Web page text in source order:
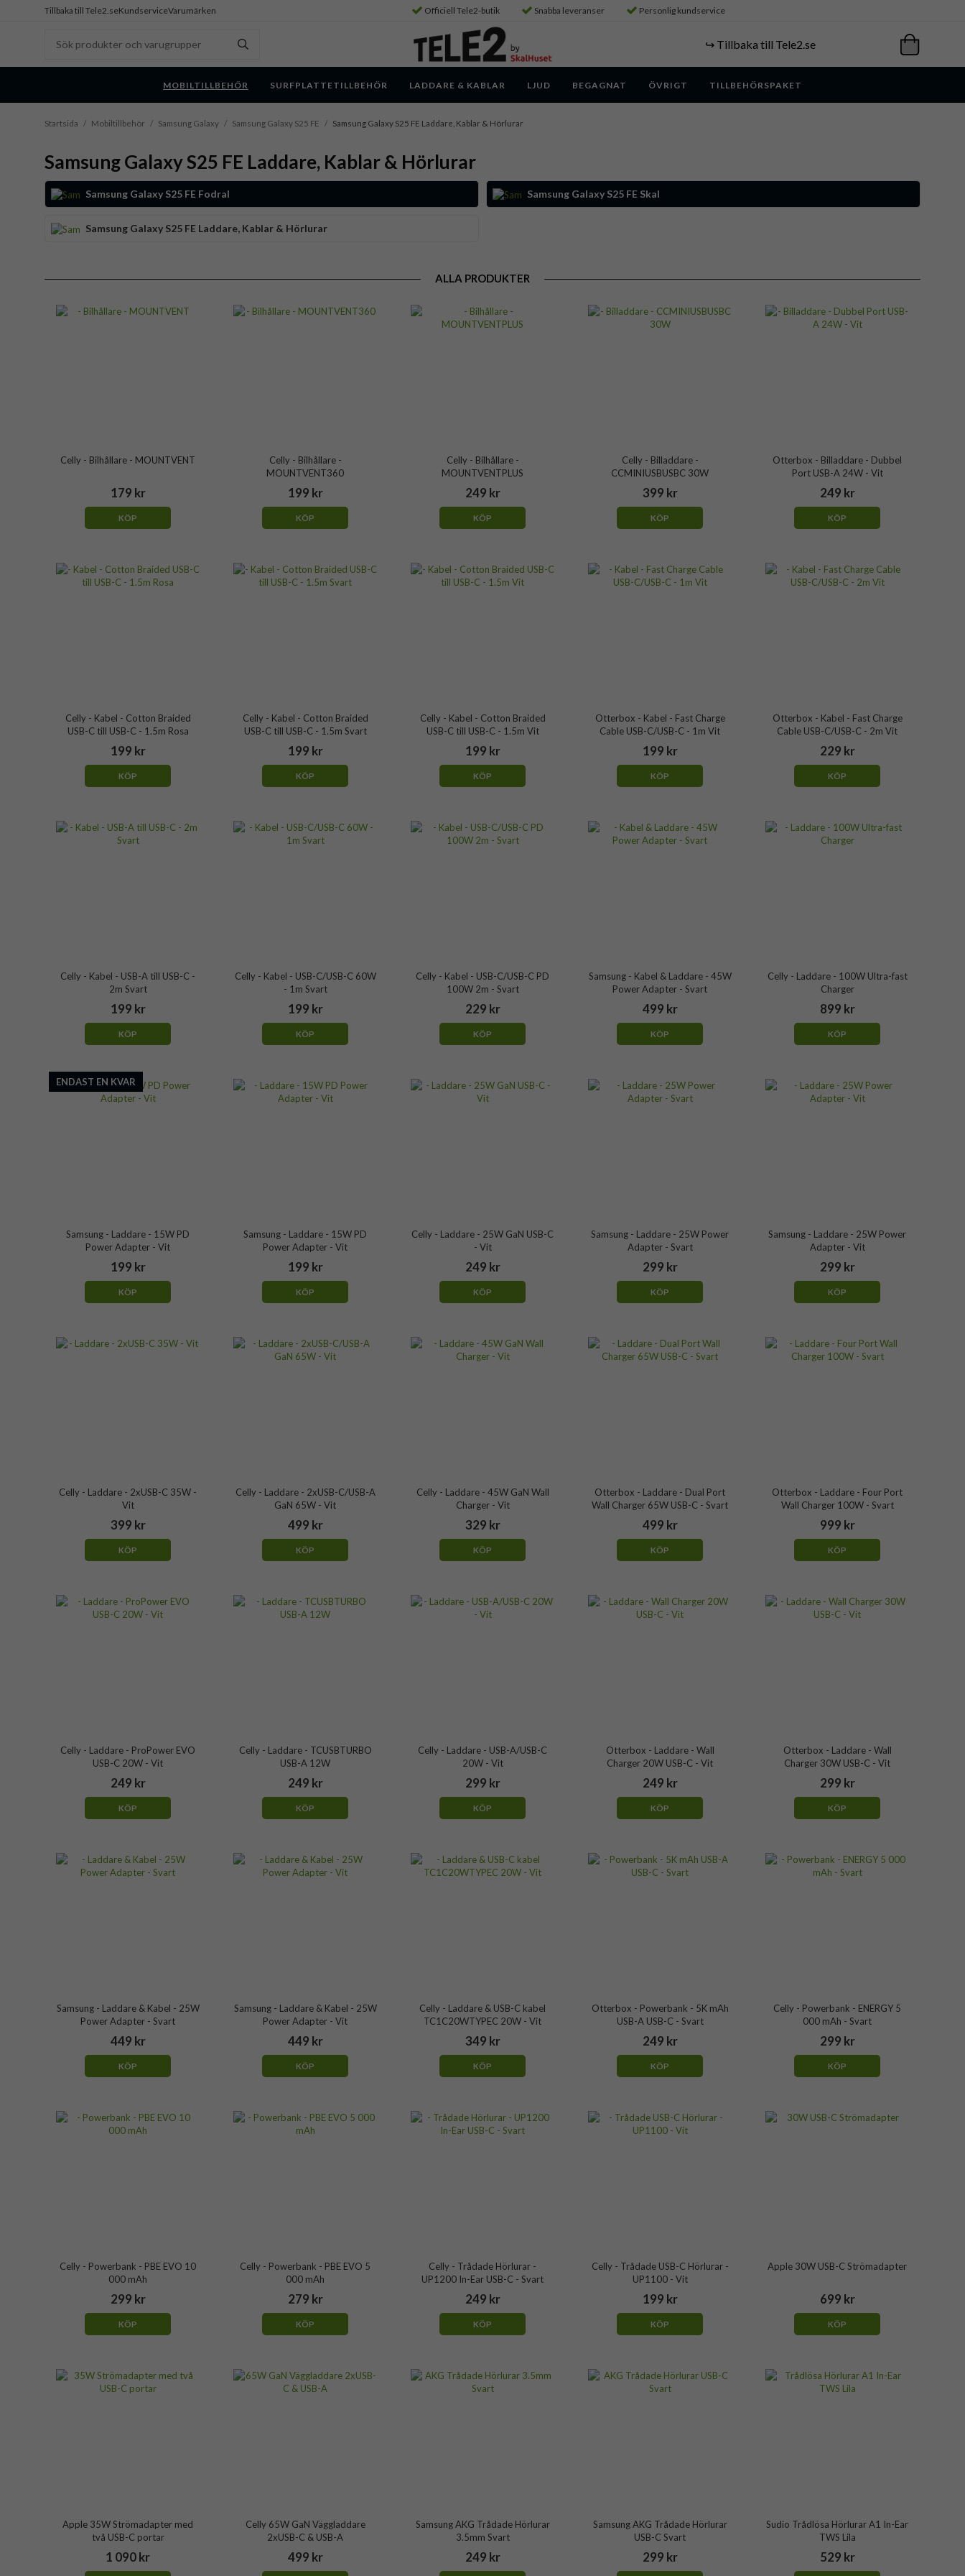
Tillbaka till Tele2.seKundserviceVarumärken Officiell Tele2-butik Snabba leveranser Personlig kundservice
↪️ Tillbaka till Tele2.se
MOBILTILLBEHÖR SURFPLATTETILLBEHÖR LADDARE & KABLAR LJUD BEGAGNAT ÖVRIGT TILLBEHÖRSPAKET
Startsida / Mobiltillbehör / Samsung Galaxy / Samsung Galaxy S25 FE / Samsung Galaxy S25 FE Laddare, Kablar & Hörlurar
Samsung Galaxy S25 FE Laddare, Kablar & Hörlurar
Samsung Galaxy S25 FE Fodral Samsung Galaxy S25 FE Skal
Samsung Galaxy S25 FE Laddare, Kablar & Hörlurar
ALLA PRODUKTER
Celly - Bilhållare - MOUNTVENT
179 kr
KÖP
Celly - Bilhållare -
MOUNTVENT360
199 kr
KÖP
Celly - Bilhållare -
MOUNTVENTPLUS
249 kr
KÖP
Celly - Billaddare -
CCMINIUSBUSBC 30W
399 kr
KÖP
Otterbox - Billaddare - Dubbel
Port USB-A 24W - Vit
249 kr
KÖP
Celly - Kabel - Cotton Braided
USB-C till USB-C - 1.5m Rosa
199 kr
KÖP
Celly - Kabel - Cotton Braided
USB-C till USB-C - 1.5m Svart
199 kr
KÖP
Celly - Kabel - Cotton Braided
USB-C till USB-C - 1.5m Vit
199 kr
KÖP
Otterbox - Kabel - Fast Charge
Cable USB-C/USB-C - 1m Vit
199 kr
KÖP
Otterbox - Kabel - Fast Charge
Cable USB-C/USB-C - 2m Vit
229 kr
KÖP
Celly - Kabel - USB-A till USB-C -
2m Svart
199 kr
KÖP
Celly - Kabel - USB-C/USB-C 60W
- 1m Svart
199 kr
KÖP
Celly - Kabel - USB-C/USB-C PD
100W 2m - Svart
229 kr
KÖP
Samsung - Kabel & Laddare - 45W
Power Adapter - Svart
499 kr
KÖP
Celly - Laddare - 100W Ultra-fast
Charger
899 kr
KÖP
ENDAST EN KVAR
Samsung - Laddare - 15W PD
Power Adapter - Vit
199 kr
KÖP
Samsung - Laddare - 15W PD
Power Adapter - Vit
199 kr
KÖP
Celly - Laddare - 25W GaN USB-C
- Vit
249 kr
KÖP
Samsung - Laddare - 25W Power
Adapter - Svart
299 kr
KÖP
Samsung - Laddare - 25W Power
Adapter - Vit
299 kr
KÖP
Celly - Laddare - 2xUSB-C 35W -
Vit
399 kr
KÖP
Celly - Laddare - 2xUSB-C/USB-A
GaN 65W - Vit
499 kr
KÖP
Celly - Laddare - 45W GaN Wall
Charger - Vit
329 kr
KÖP
Otterbox - Laddare - Dual Port
Wall Charger 65W USB-C - Svart
499 kr
KÖP
Otterbox - Laddare - Four Port
Wall Charger 100W - Svart
999 kr
KÖP
Celly - Laddare - ProPower EVO
USB-C 20W - Vit
249 kr
KÖP
Celly - Laddare - TCUSBTURBO
USB-A 12W
249 kr
KÖP
Celly - Laddare - USB-A/USB-C
20W - Vit
299 kr
KÖP
Otterbox - Laddare - Wall
Charger 20W USB-C - Vit
249 kr
KÖP
Otterbox - Laddare - Wall
Charger 30W USB-C - Vit
299 kr
KÖP
Samsung - Laddare & Kabel - 25W
Power Adapter - Svart
449 kr
KÖP
Samsung - Laddare & Kabel - 25W
Power Adapter - Vit
449 kr
KÖP
Celly - Laddare & USB-C kabel
TC1C20WTYPEC 20W - Vit
349 kr
KÖP
Otterbox - Powerbank - 5K mAh
USB-A USB-C - Svart
249 kr
KÖP
Celly - Powerbank - ENERGY 5
000 mAh - Svart
299 kr
KÖP
Celly - Powerbank - PBE EVO 10
000 mAh
299 kr
KÖP
Celly - Powerbank - PBE EVO 5
000 mAh
279 kr
KÖP
Celly - Trådade Hörlurar -
UP1200 In-Ear USB-C - Svart
249 kr
KÖP
Celly - Trådade USB-C Hörlurar -
UP1100 - Vit
199 kr
KÖP
Apple 30W USB-C Strömadapter
699 kr
KÖP
Apple 35W Strömadapter med
två USB-C portar
1 090 kr
Celly 65W GaN Väggladdare
2xUSB-C & USB-A
499 kr
Samsung AKG Trådade Hörlurar
3.5mm Svart
249 kr
Samsung AKG Trådade Hörlurar
USB-C Svart
299 kr
Sudio Trådlösa Hörlurar A1 In-Ear
TWS Lila
529 kr